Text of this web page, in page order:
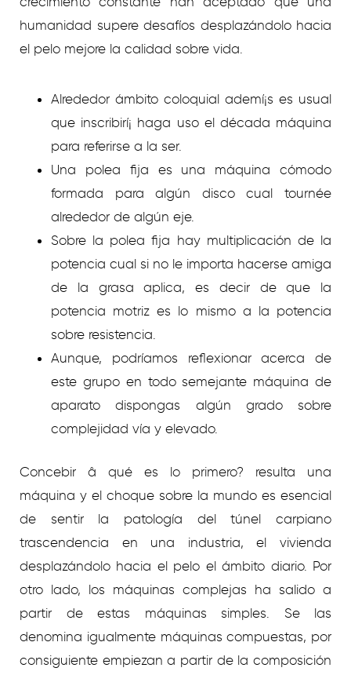
humanidad supere desafíos desplazándolo hacia
el pelo mejore la calidad sobre vida.
Alrededor ámbito coloquial ademí¡s es usual
que inscribirí¡ haga uso el década máquina
para referirse a la ser.
Una polea fija es una máquina cómodo
formada para algún disco cual tournée
alrededor de algún eje.
Sobre la polea fija hay multiplicación de la
potencia cual si no le importa hacerse amiga
de la grasa aplica, es decir de que la
potencia motriz es lo mismo a la potencia
sobre resistencia.
Aunque, podrí­amos reflexionar acerca de
este grupo en todo semejante máquina de
aparato dispongas algún grado sobre
complejidad ví­a y elevado.
Concebir â qué es lo primero? resulta una
máquina y el choque sobre la mundo es esencial
de sentir la patologí­a del túnel carpiano
trascendencia en una industria, el vivienda
desplazándolo hacia el pelo el ámbito diario. Por
otro lado, los máquinas complejas ha salido a
partir de estas máquinas simples. Se las
denomina igualmente máquinas compuestas, por
consiguiente empiezan a partir de la composición